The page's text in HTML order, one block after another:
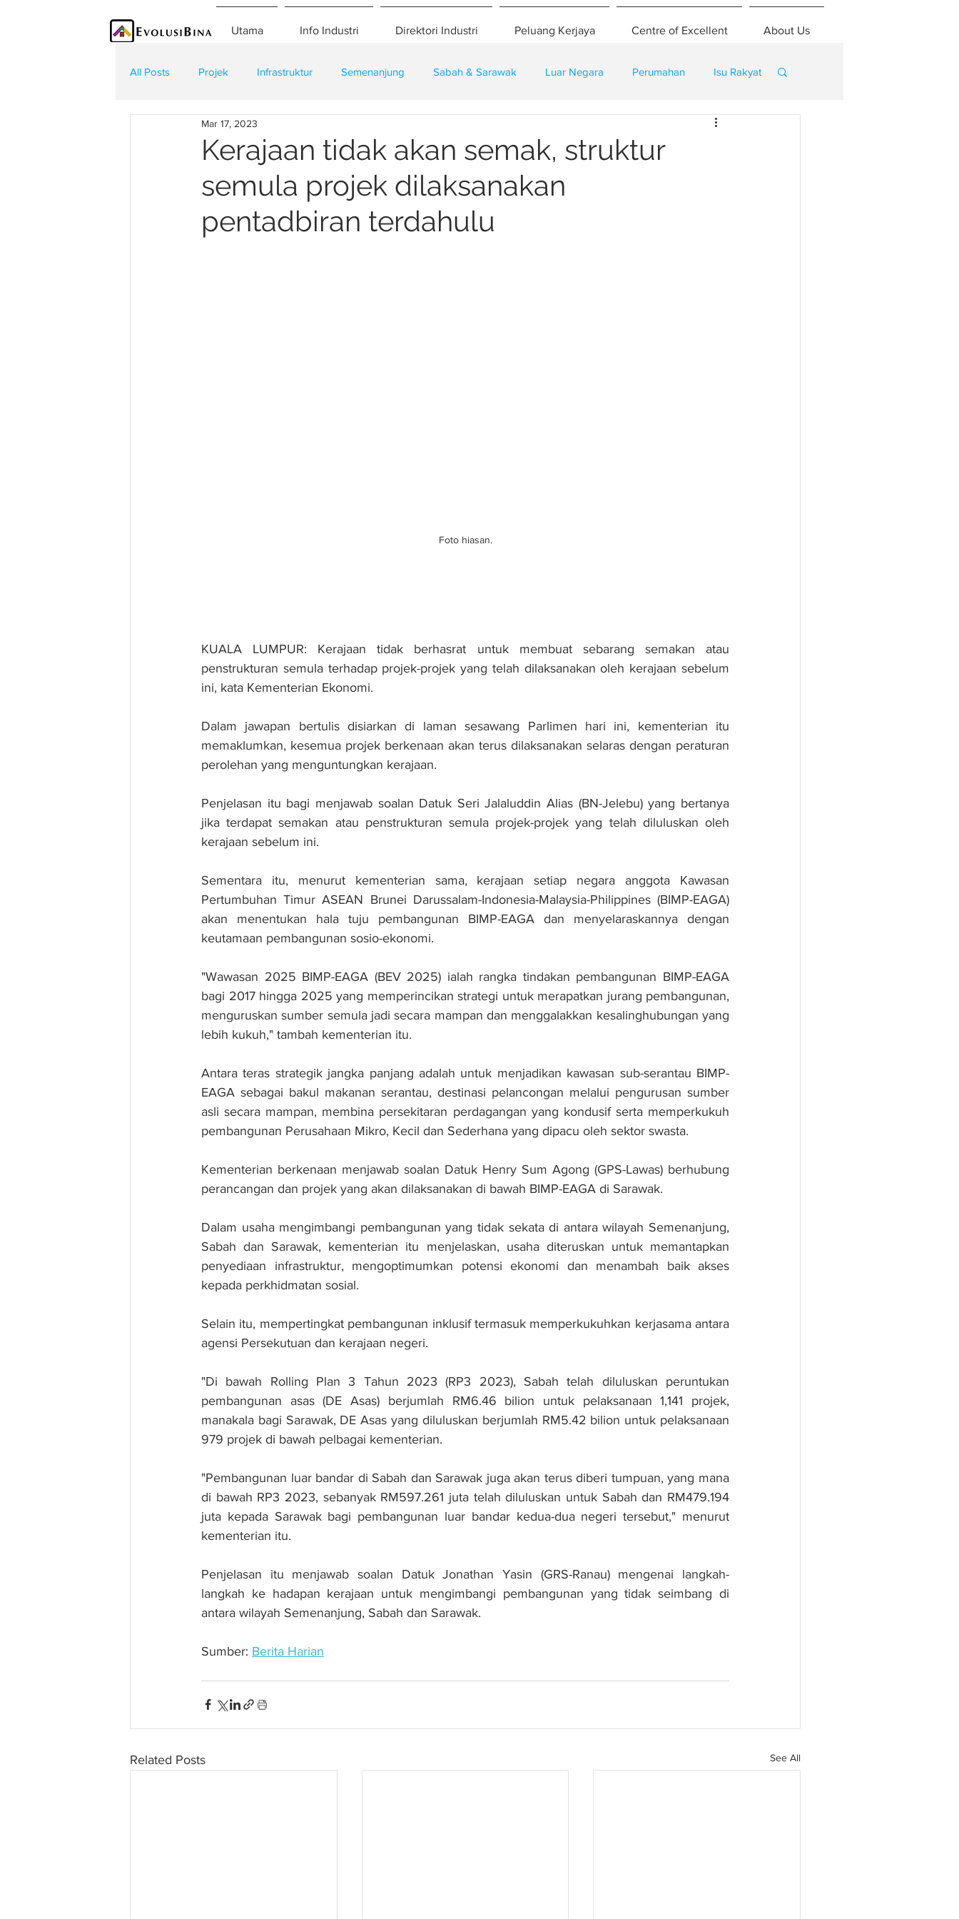
Utama Info Industri Direktori Industri Peluang Kerjaya Centre of Excellent About Us
All Posts Projek Infrastruktur Semenanjung Sabah & Sarawak Luar Negara Perumahan Isu Rakyat
Teknologi Kontraktor
Kerajaan tidak akan semak, struktur
semula projek dilaksanakan
pentadbiran terdahulu
Mar 17, 2023
Foto hiasan.
KUALA LUMPUR: Kerajaan tidak berhasrat untuk membuat sebarang semakan atau
penstrukturan semula terhadap projek-projek yang telah dilaksanakan oleh kerajaan sebelum
ini, kata Kementerian Ekonomi.
Dalam jawapan bertulis disiarkan di laman sesawang Parlimen hari ini, kementerian itu
memaklumkan, kesemua projek berkenaan akan terus dilaksanakan selaras dengan peraturan
perolehan yang menguntungkan kerajaan.
Penjelasan itu bagi menjawab soalan Datuk Seri Jalaluddin Alias (BN-Jelebu) yang bertanya
jika terdapat semakan atau penstrukturan semula projek-projek yang telah diluluskan oleh
kerajaan sebelum ini.
Sementara itu, menurut kementerian sama, kerajaan setiap negara anggota Kawasan
Pertumbuhan Timur ASEAN Brunei Darussalam-Indonesia-Malaysia-Philippines (BIMP-EAGA)
akan menentukan hala tuju pembangunan BIMP-EAGA dan menyelaraskannya dengan
keutamaan pembangunan sosio-ekonomi.
"Wawasan 2025 BIMP-EAGA (BEV 2025) ialah rangka tindakan pembangunan BIMP-EAGA
bagi 2017 hingga 2025 yang memperincikan strategi untuk merapatkan jurang pembangunan,
menguruskan sumber semula jadi secara mampan dan menggalakkan kesalinghubungan yang
lebih kukuh," tambah kementerian itu.
Antara teras strategik jangka panjang adalah untuk menjadikan kawasan sub-serantau BIMP-
EAGA sebagai bakul makanan serantau, destinasi pelancongan melalui pengurusan sumber
asli secara mampan, membina persekitaran perdagangan yang kondusif serta memperkukuh
pembangunan Perusahaan Mikro, Kecil dan Sederhana yang dipacu oleh sektor swasta.
Kementerian berkenaan menjawab soalan Datuk Henry Sum Agong (GPS-Lawas) berhubung
perancangan dan projek yang akan dilaksanakan di bawah BIMP-EAGA di Sarawak.
Dalam usaha mengimbangi pembangunan yang tidak sekata di antara wilayah Semenanjung,
Sabah dan Sarawak, kementerian itu menjelaskan, usaha diteruskan untuk memantapkan
penyediaan infrastruktur, mengoptimumkan potensi ekonomi dan menambah baik akses
kepada perkhidmatan sosial.
Selain itu, mempertingkat pembangunan inklusif termasuk memperkukuhkan kerjasama antara
agensi Persekutuan dan kerajaan negeri.
"Di bawah Rolling Plan 3 Tahun 2023 (RP3 2023), Sabah telah diluluskan peruntukan
pembangunan asas (DE Asas) berjumlah RM6.46 bilion untuk pelaksanaan 1,141 projek,
manakala bagi Sarawak, DE Asas yang diluluskan berjumlah RM5.42 bilion untuk pelaksanaan
979 projek di bawah pelbagai kementerian.
"Pembangunan luar bandar di Sabah dan Sarawak juga akan terus diberi tumpuan, yang mana
di bawah RP3 2023, sebanyak RM597.261 juta telah diluluskan untuk Sabah dan RM479.194
juta kepada Sarawak bagi pembangunan luar bandar kedua-dua negeri tersebut," menurut
kementerian itu.
Penjelasan itu menjawab soalan Datuk Jonathan Yasin (GRS-Ranau) mengenai langkah-
langkah ke hadapan kerajaan untuk mengimbangi pembangunan yang tidak seimbang di
antara wilayah Semenanjung, Sabah dan Sarawak.
Sumber: Berita Harian
Related Posts See All